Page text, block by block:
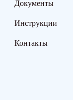
Документы
Инструкции
Контакты